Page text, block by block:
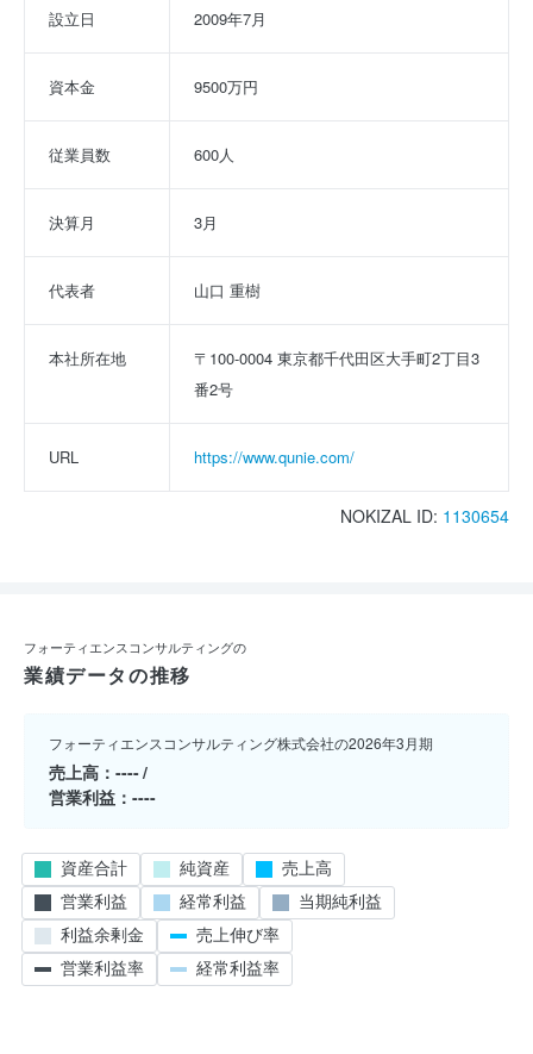
設立日 2009年7月
資本金 9500万円
従業員数 600人
決算月 3月
代表者 山口 重樹
本社所在地
〒100-0004 東京都千代田区大手町2丁目3
番2号
URL https://www.qunie.com/
NOKIZAL ID: 1130654
フォーティエンスコンサルティングの
業績データの推移
フォーティエンスコンサルティング株式会社の2026年3月期
売上高
----
営業利益
----
資産合計 純資産
売上高
営業利益
経常利益
当期純利益
利益余剰金
売上伸び率
営業利益率
経常利益率